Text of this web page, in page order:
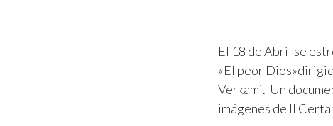
El 18 de Abril se
«El peor
Verkami. Un
imágenes de II